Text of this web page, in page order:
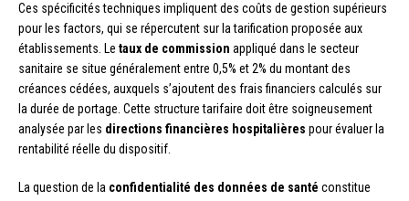
Ces spécificités techniques impliquent des coûts de gestion supérieurs
pour les factors, qui se répercutent sur la tarification proposée aux
établissements. Le taux de commission appliqué dans le secteur
sanitaire se situe généralement entre 0,5% et 2% du montant des
créances cédées, auxquels s’ajoutent des frais financiers calculés sur
la durée de portage. Cette structure tarifaire doit être soigneusement
analysée par les directions financières hospitalières pour évaluer la
rentabilité réelle du dispositif.
La question de la confidentialité des données de santé constitue